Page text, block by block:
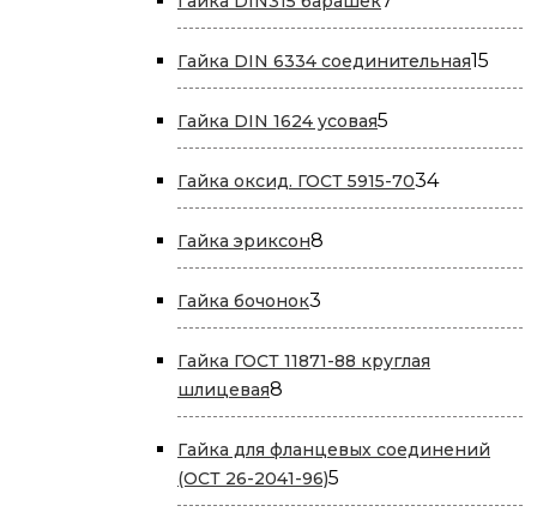
товаров
Гайка DIN 6334 соединительная15
Гайка DIN 1624 усовая5
товаров
Гайка оксид. ГОСТ 5915-703434
товара
Гайка эриксон8
товаров
Гайка бочонок3
товара
Гайка ГОСТ 11871-88 круглая
шлицевая8
товаров
Гайка для фланцевых соединений
(ОСТ 26-2041-96)5
товаров